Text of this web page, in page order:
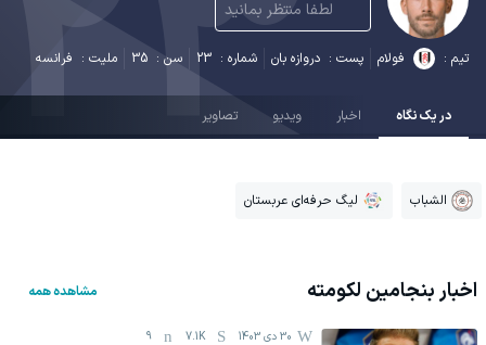
لطفا منتظر بمانید
تیم : فولام پست : دروازه بان شماره : 23 سن : 35 ملیت : فرانسه
در یک نگاه اخبار ویدیو تصاویر
الشباب لیگ حرفه‌ای عربستان
اخباربنجامین لکومته مشاهده همه
30 دی 1403 7.1K
9